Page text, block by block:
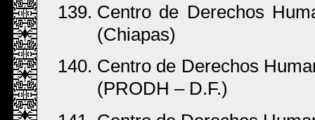
Centro de Derechos
(Chiapas)
Centro de Derechos
(PRODH – D.F.)